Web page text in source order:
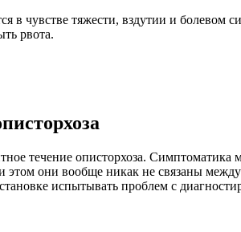
чувстве тяжести, вздутии и болевом
рвота.
течение описторхоза.
этом они вообще никак не связаны
испытывать проблем с